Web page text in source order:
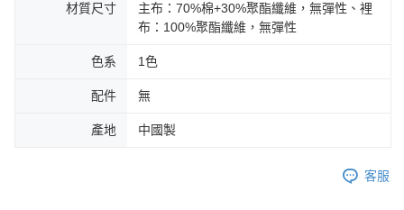
材質尺寸
主布：70%棉+30%聚酯纖維，無彈性、裡
布：100%聚酯纖維，無彈性
色系 1色
配件 無
產地 中國製
客服